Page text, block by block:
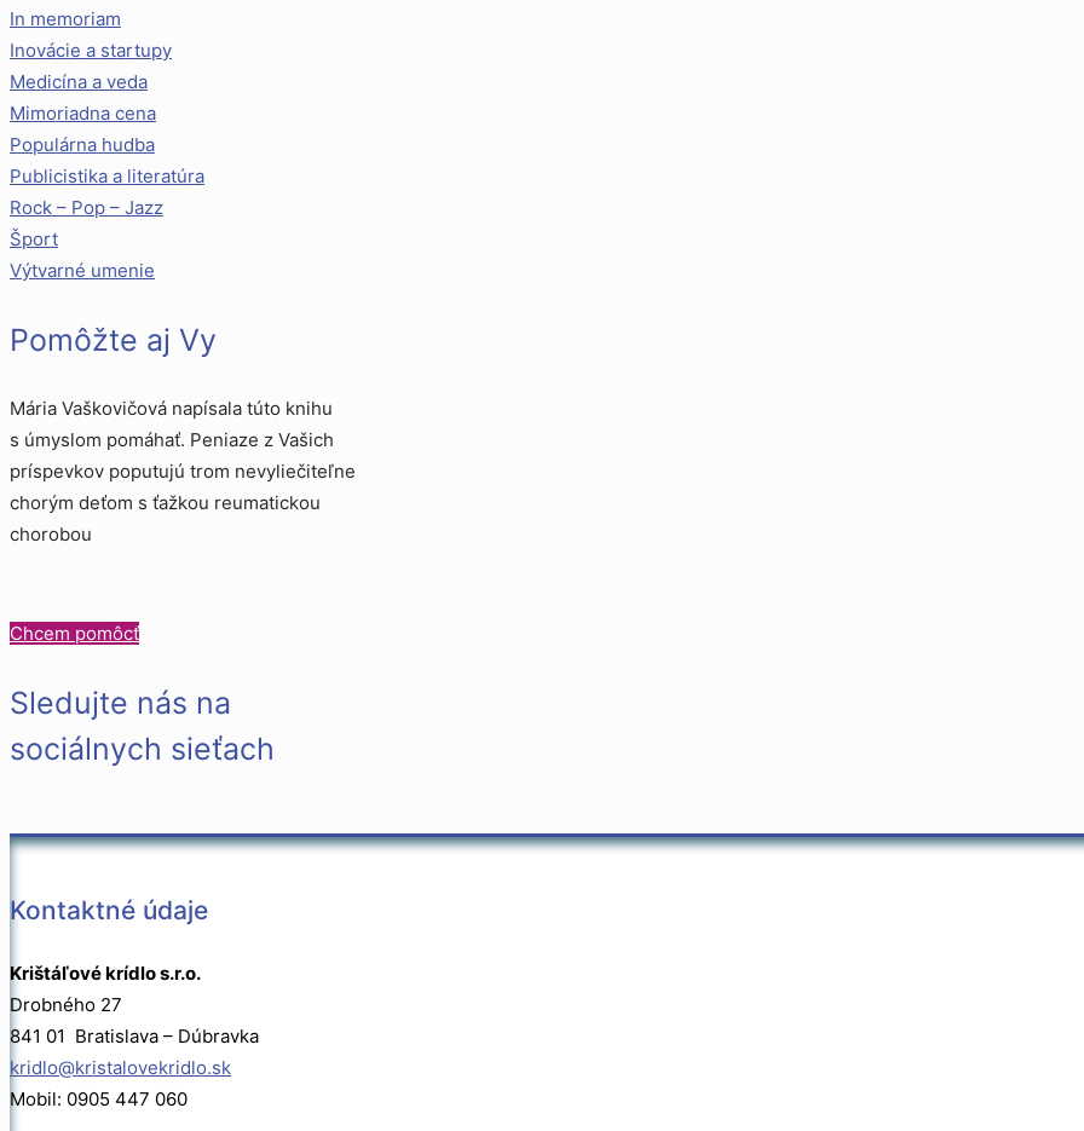
In memoriam
Inovácie a startupy
Medicína a veda
Mimoriadna cena
Populárna hudba
Publicistika a literatúra
Rock – Pop – Jazz
Šport
Výtvarné umenie
Pomôžte aj Vy
Mária Vaškovičová napísala túto knihu
s úmyslom pomáhať. Peniaze z Vašich
príspevkov poputujú trom nevyliečiteľne
chorým deťom s ťažkou reumatickou
chorobou
Chcem pomôcť
Sledujte nás na
sociálnych sieťach
Kontaktné údaje
Krištáľové krídlo s.r.o.
Drobného 27
841 01 Bratislava – Dúbravka
kridlo@kristalovekridlo.sk
Mobil: 0905 447 060